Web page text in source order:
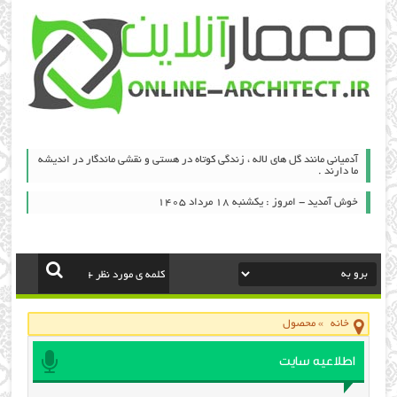
آدمیانی مانند گل های لاله ، زندگی کوتاه در هستی و نقشی ماندگار در اندیشه
ما دارند .
خوش آمدید - امروز : یکشنبه ۱۸ مرداد ۱۴۰۵
خانه »محصول
اطلاعیه سایت